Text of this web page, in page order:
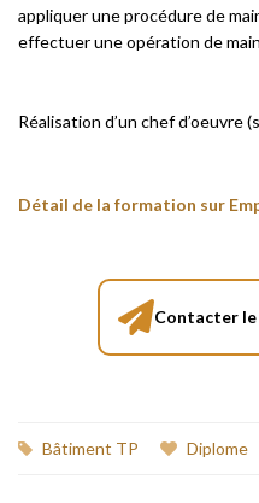
appliquer une procédure de
effectuer une opération de
Réalisation d’un chef d’oeuvre
Détail de la formation sur
Contacter
Bâtiment TP Diplome